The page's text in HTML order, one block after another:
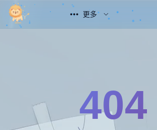
更多
404